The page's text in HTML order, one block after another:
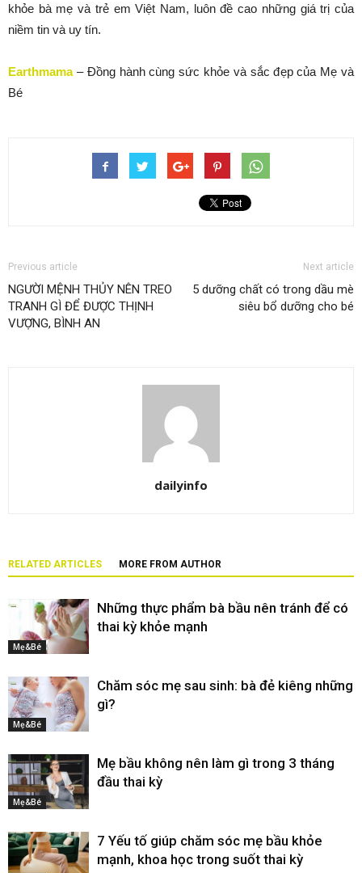
khỏe bà mẹ và trẻ em Việt Nam, luôn đề cao những giá trị của
niềm tin và uy tín.
Earthmama– Đồng hành cùng sức khỏe và sắc đẹp của Mẹ và
Bé
Previous article
NGƯỜI MỆNH THỦY NÊN TREO
TRANH GÌ ĐỂ ĐƯỢC THỊNH
VƯỢNG, BÌNH AN
Next article
5 dưỡng chất có trong dầu mè
siêu bổ dưỡng cho bé
dailyinfo
RELATED ARTICLES MORE FROM AUTHOR
Mẹ&Bé
Những thực phẩm bà bầu nên tránh để có
thai kỳ khỏe mạnh
Mẹ&Bé
Chăm sóc mẹ sau sinh: bà đẻ kiêng những
gì?
Mẹ&Bé
Mẹ bầu không nên làm gì trong 3 tháng
đầu thai kỳ
7 Yếu tố giúp chăm sóc mẹ bầu khỏe
mạnh, khoa học trong suốt thai kỳ